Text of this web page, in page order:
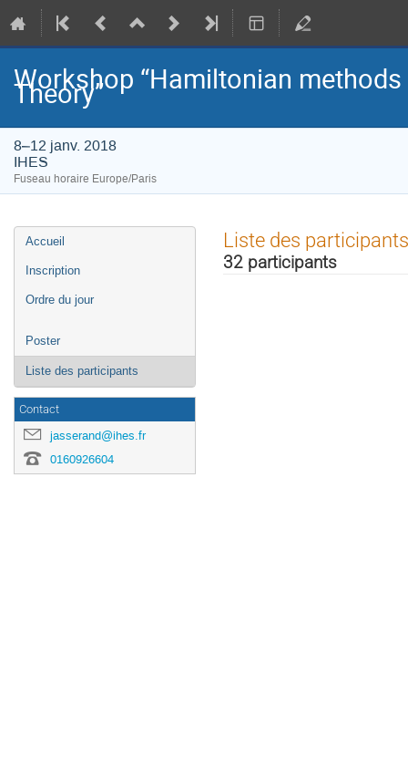
Workshop “Hamiltonian
Theory”
8–12 janv. 2018
IHES
Fuseau horaire Europe/Paris
Menu
de
l'événement
Accueil
Inscription
Ordre du jour
Poster
Liste des participants
Contact
jasserand@ihes.fr
0160926604
Liste des participants
32 participants